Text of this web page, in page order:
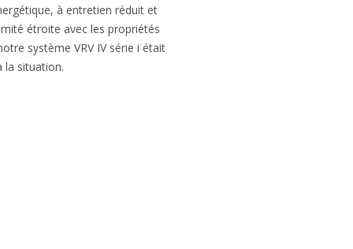
à entretien réduit et
étroite avec les propriétés
système VRV IV série i était
la situation.